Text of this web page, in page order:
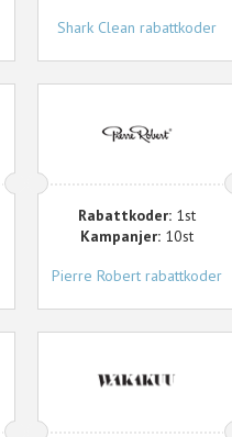
Shark Clean rabattkoder
Robert
Rabattkoder:1st
Kampanjer:10st
Pierre Robert rabattkoder